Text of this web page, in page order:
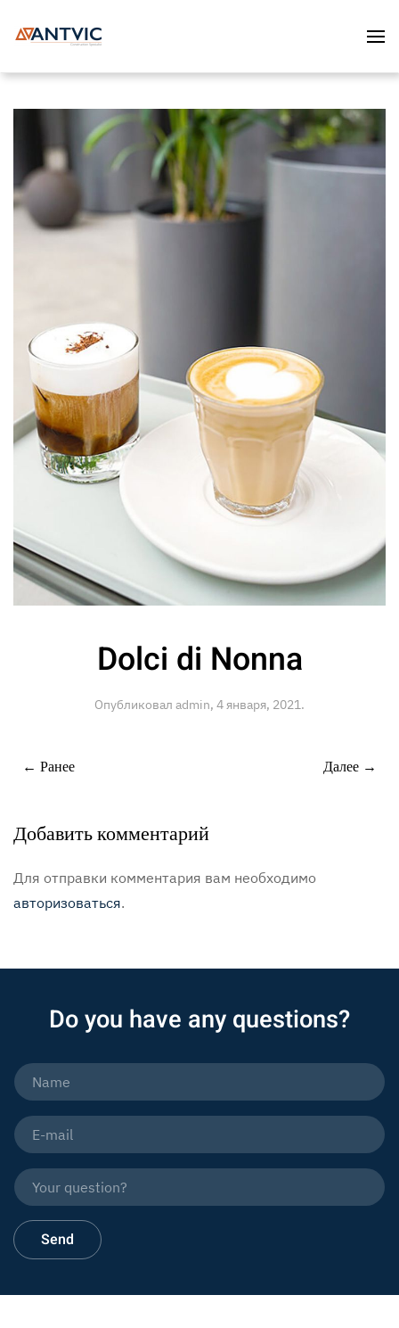
Skip to main content
Dolci di Nonna
Опубликовал admin, 4 января, 2021.
← Ранее Далее →
Добавить комментарий
Для отправки комментария вам необходимо
авторизоваться.
Do you have any questions?